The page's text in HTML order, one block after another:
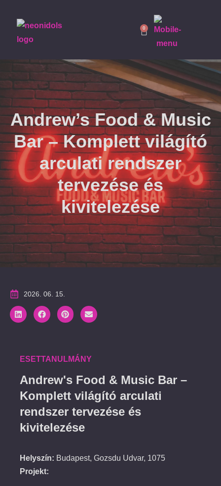
0
Andrew’s Food & Music
Bar – Komplett világító
arculati rendszer
tervezése és
kivitelezése
2026. 06. 15.
ESETTANULMÁNY
Andrew's Food & Music Bar –
Komplett világító arculati
rendszer tervezése és
kivitelezése
Helyszín: Budapest, Gozsdu Udvar, 1075
Projekt: